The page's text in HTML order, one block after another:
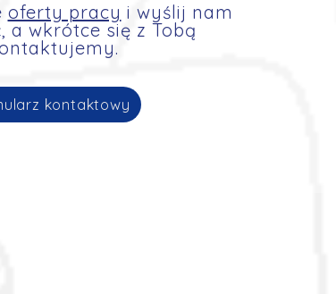
oferty pracy i wyślij nam
a wkrótce się z Tobą
kontaktowy